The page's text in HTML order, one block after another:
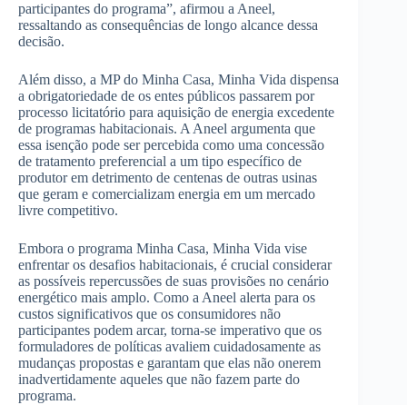
participantes do programa”, afirmou a Aneel,
ressaltando as consequências de longo alcance dessa
decisão.
Além disso, a MP do Minha Casa, Minha Vida dispensa
a obrigatoriedade de os entes públicos passarem por
processo licitatório para aquisição de energia excedente
de programas habitacionais. A Aneel argumenta que
essa isenção pode ser percebida como uma concessão
de tratamento preferencial a um tipo específico de
produtor em detrimento de centenas de outras usinas
que geram e comercializam energia em um mercado
livre competitivo.
Embora o programa Minha Casa, Minha Vida vise
enfrentar os desafios habitacionais, é crucial considerar
as possíveis repercussões de suas provisões no cenário
energético mais amplo. Como a Aneel alerta para os
custos significativos que os consumidores não
participantes podem arcar, torna-se imperativo que os
formuladores de políticas avaliem cuidadosamente as
mudanças propostas e garantam que elas não onerem
inadvertidamente aqueles que não fazem parte do
programa.